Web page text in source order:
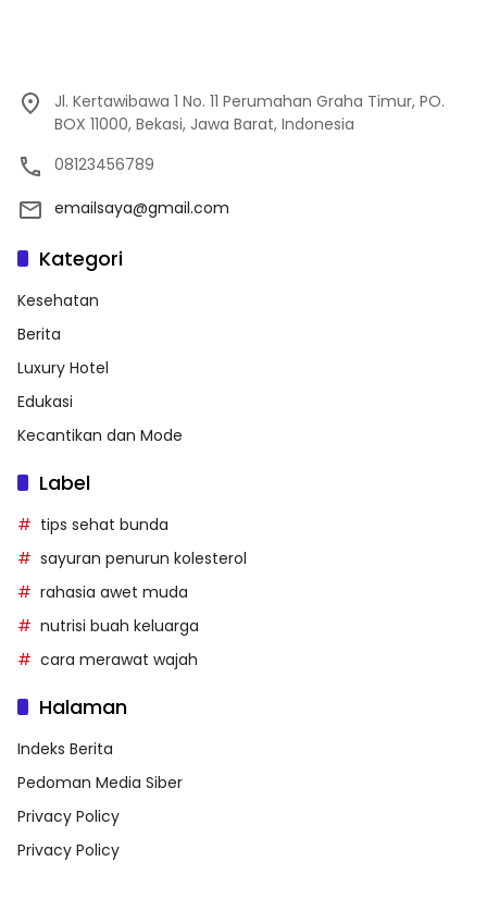
Jl. Kertawibawa 1 No. 11 Perumahan Graha Timur, PO.
BOX 11000, Bekasi, Jawa Barat, Indonesia
08123456789
emailsaya@gmail.com
Kategori
Kesehatan
Berita
Luxury Hotel
Edukasi
Kecantikan dan Mode
Label
tips sehat bunda
sayuran penurun kolesterol
rahasia awet muda
nutrisi buah keluarga
cara merawat wajah
Halaman
Indeks Berita
Pedoman Media Siber
Privacy Policy
Privacy Policy